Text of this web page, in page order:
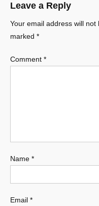
Leave a Reply
Your email address will not
marked *
Comment *
Name *
Email *